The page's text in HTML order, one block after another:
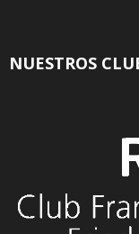
NUESTROS